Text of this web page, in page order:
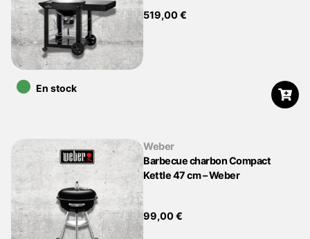
519,00€
•En stock
Weber
Barbecue charbon Compact
Kettle 47 cm – Weber
99,00€